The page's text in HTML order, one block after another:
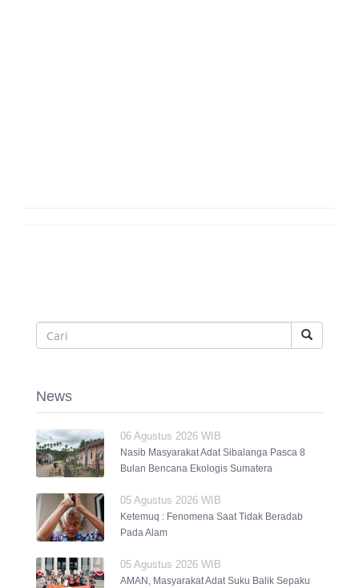
News
06 Agustus 2026 WIB
Nasib Masyarakat Adat Sibalanga Pasca 8
Bulan Bencana Ekologis Sumatera
05 Agustus 2026 WIB
Ketemuq : Fenomena Saat Tidak Beradab
Pada Alam
05 Agustus 2026 WIB
AMAN, Masyarakat Adat Suku Balik Sepaku